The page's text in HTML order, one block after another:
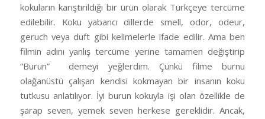
kokuların karıştırıldığı bir ürün olarak Türkçeye tercüme
edilebilir. Koku yabancı dillerde smell, odor, odeur,
geruch veya duft gibi kelimelerle ifade edilir. Ama ben
filmin adını yanlış tercüme yerine tamamen değiştirip
“Burun”
demeyi yeğlerdim. Çünkü filme burnu
olağanüstü çalışan kendisi kokmayan bir insanın koku
tutkusu anlatılıyor. İyi burun kokuyla işi olan özellikle de
şarap seven, yemek seven herkese gereklidir. Ancak,